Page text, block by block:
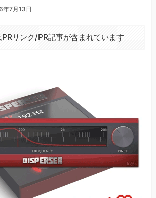
年7月13日
リンク/PR記事が含まれています